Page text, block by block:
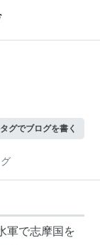
グでブログを書く
軍で志摩国を